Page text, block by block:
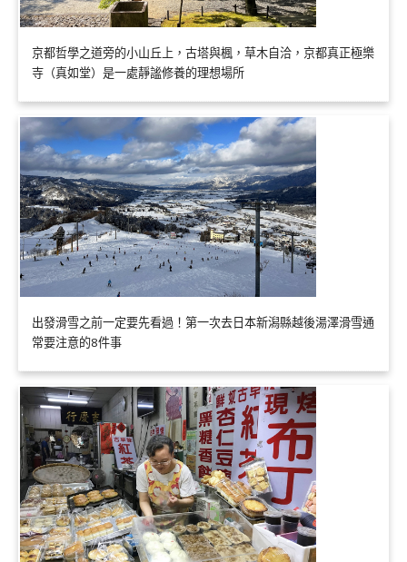
京都哲學之道旁的小山丘上，古塔與楓，草木自洽，京都真正極樂
寺（真如堂）是一處靜謐修養的理想場所
出發滑雪之前一定要先看過！第一次去日本新潟縣越後湯澤滑雪通
常要注意的8件事